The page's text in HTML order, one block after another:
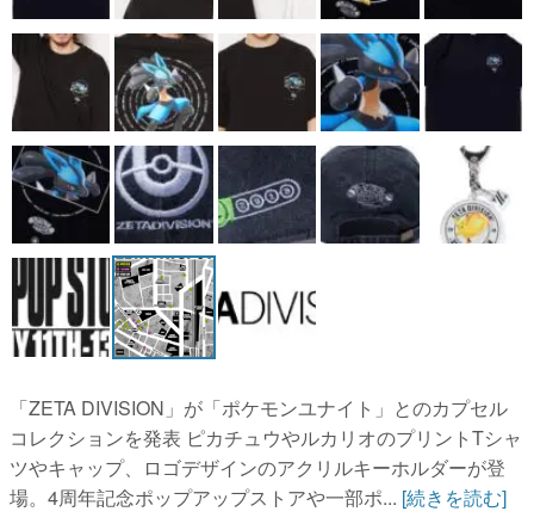
「ZETA DIVISION」が「ポケモンユナイト」とのカプセル
コレクションを発表 ピカチュウやルカリオのプリントTシャ
ツやキャップ、ロゴデザインのアクリルキーホルダーが登
場。4周年記念ポップアップストアや一部ポ... [続きを読む]